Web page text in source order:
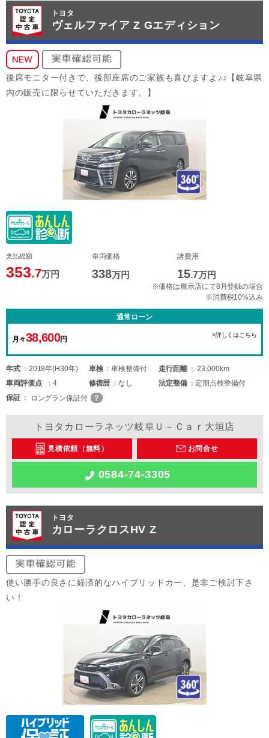
トヨタ
ヴェルファイア Z Gエディション
後席モニター付きで、後部座席のご家族も喜びますよ♪♪【岐阜県
内の販売に限らせていただきます。】
支払総額
353.7万円
車両価格
338万円
諸費用
15.7万円
※価格は展示店にて8月登録の場合
※消費税10%込み
通常ローン
月々38,600円
>詳しくはこちら
年式 2018年(H30年) 車検 車検整備付 走行距離
23,000km
車両評価点 4 修復歴 なし 法定整備
定期点検整備付
保証
ロングラン保証付
トヨタカローラネッツ岐阜Ｕ－Ｃａｒ大垣店
見積依頼（無料） お問合せ
0584-74-3305
トヨタ
カローラクロスHV Z
使い勝手の良さに経済的なハイブリッドカー、是非ご検討下さ
い！